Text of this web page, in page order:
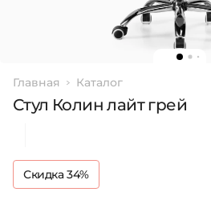
Главная Каталог
Стул Колин лайт грей
Скидка 34%